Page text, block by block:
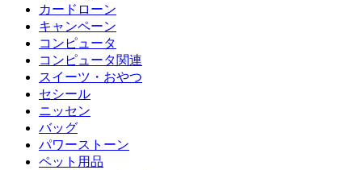
カードローン
キャンペーン
コンピュータ
コンピュータ関連
スイーツ・おやつ
セシール
ニッセン
バッグ
パワーストーン
ペット用品